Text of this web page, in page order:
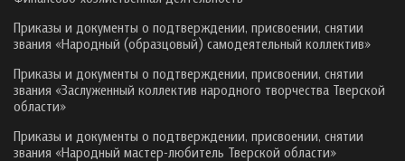
Приказы и документы о подтверждении, присвоении, снятии
звания «Народный (образцовый) самодеятельный коллектив»
Приказы и документы о подтверждении, присвоении, снятии
звания «Заслуженный коллектив народного творчества Тверской
области»
Приказы и документы о подтверждении, присвоении, снятии
звания «Народный мастер-любитель Тверской области»